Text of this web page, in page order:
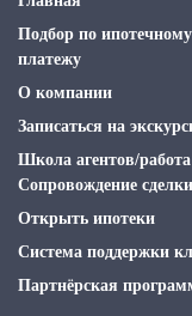
Подбор по ипотечному
платежу
О компании
Записаться на
Школа агентов/работа
Сопровождение сделки
Открыть ипотеки
Система поддержки
Партнёрская